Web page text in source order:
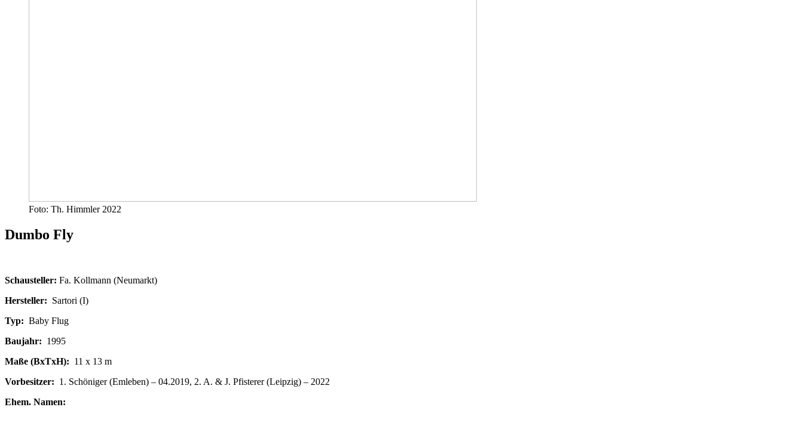
Foto: Th. Himmler 2022
Dumbo Fly
Schausteller: Fa. Kollmann (Neumarkt)
Hersteller: Sartori (I)
Typ: Baby Flug
Baujahr: 1995
Maße (BxTxH): 11 x 13 m
Vorbesitzer: 1. Schöniger (Emleben) – 04.2019, 2. A. & J. Pfisterer (Leipzig) – 2022
Ehem. Namen: